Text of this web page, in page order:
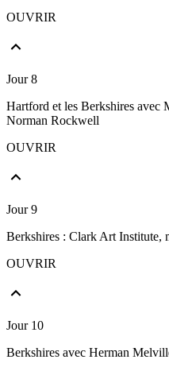
OUVRIR
Jour 8
Hartford et les Berkshires avec
Norman Rockwell
OUVRIR
Jour 9
Berkshires : Clark Art Institute,
OUVRIR
Jour 10
Berkshires avec Herman